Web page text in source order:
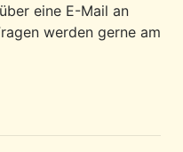
eine E-Mail an
werden gerne am